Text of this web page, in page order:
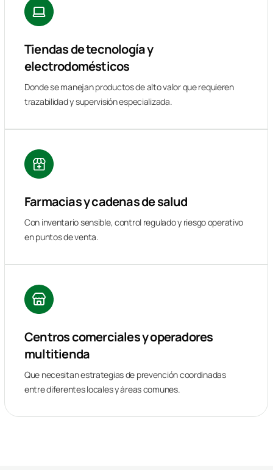
Tiendas de tecnología y
electrodomésticos
Donde se manejan productos de alto valor que requieren
trazabilidad y supervisión especializada.
Farmacias y cadenas de salud
Con inventario sensible, control regulado y riesgo operativo
en puntos de venta.
Centros comerciales y operadores
multitienda
Que necesitan estrategias de prevención coordinadas
entre diferentes locales y áreas comunes.